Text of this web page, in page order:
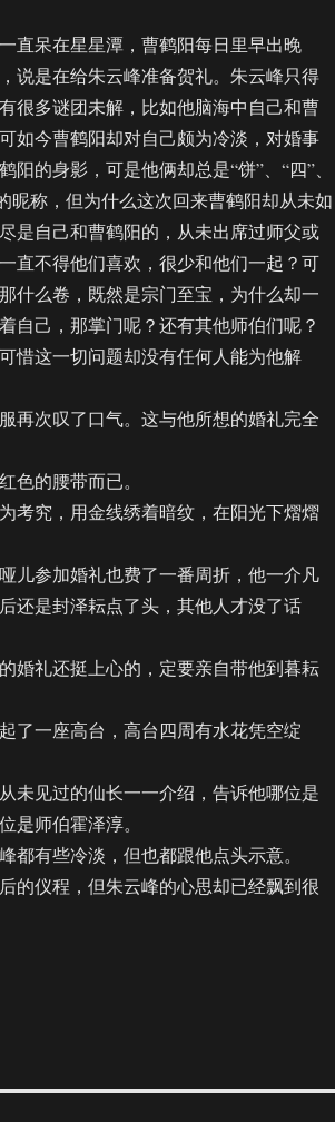
呆在星星潭，曹鹤阳每日里早出晚
说是在给朱云峰准备贺礼。朱云峰只得
很多谜团未解，比如他脑海中自己和曹
如今曹鹤阳却对自己颇为冷淡，对婚事
的身影，可是他俩却总是“饼”、“四”、
昵称，但为什么这次回来曹鹤阳却从未如
是自己和曹鹤阳的，从未出席过师父或
直不得他们喜欢，很少和他们一起？可
什么卷，既然是宗门至宝，为什么却一
自己，那掌门呢？还有其他师伯们呢？
惜这一切问题却没有任何人能为他解
次叹了口气。这与他所想的婚礼完全
的腰带而已。
究，用金线绣着暗纹，在阳光下熠熠
参加婚礼也费了一番周折，他一介凡
还是封泽耘点了头，其他人才没了话
礼还挺上心的，定要亲自带他到暮耘
一座高台，高台四周有水花凭空绽
见过的仙长一一介绍，告诉他哪位是
是师伯霍泽淳。
有些冷淡，但也都跟他点头示意。
仪程，但朱云峰的心思却已经飘到很